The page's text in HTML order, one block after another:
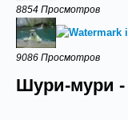
8854 Просмотров
9086 Просмотров
Шури-мури -